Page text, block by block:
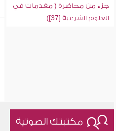
جزء من محاضرة ( مقدمات في
العلوم الشرعية [37])
مكتبتك الصوتية